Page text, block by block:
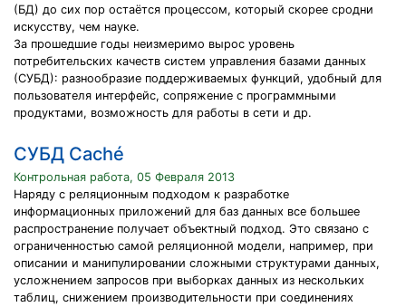
(БД) до сих пор остаётся процессом, который скорее сродни
искусству, чем науке.
За прошедшие годы неизмеримо вырос уровень
потребительских качеств систем управления базами данных
(СУБД): разнообразие поддерживаемых функций, удобный для
пользователя интерфейс, сопряжение с программными
продуктами, возможность для работы в сети и др.
СУБД Caché
Контрольная работа, 05 Февраля 2013
Наряду с реляционным подходом к разработке
информационных приложений для баз данных все большее
распространение получает объектный подход. Это связано с
ограниченностью самой реляционной модели, например, при
описании и манипулировании сложными структурами данных,
усложнением запросов при выборках данных из нескольких
таблиц, снижением производительности при соединениях